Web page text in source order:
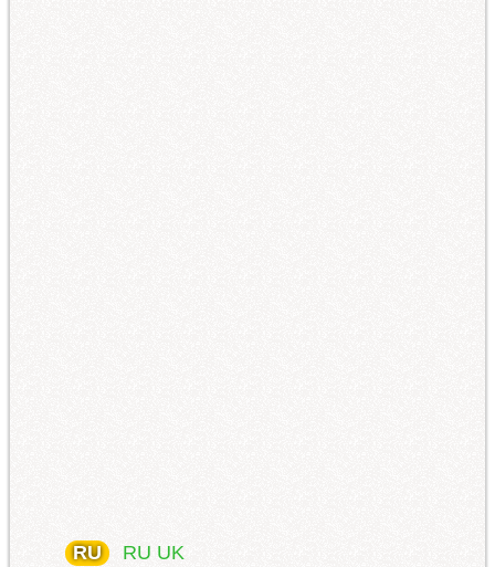
RU RU UK